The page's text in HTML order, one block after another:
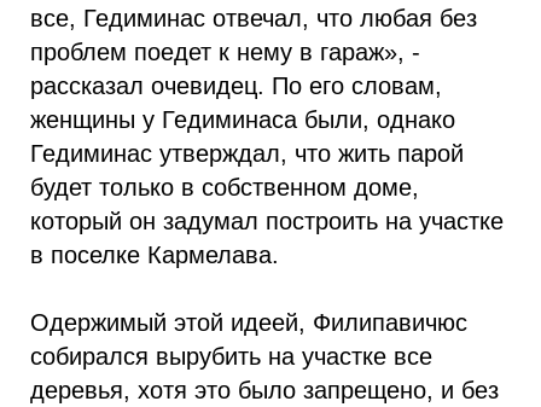
все, Гедиминас отвечал, что любая без
проблем поедет к нему в гараж», -
рассказал очевидец. По его словам,
женщины у Гедиминаса были, однако
Гедиминас утверждал, что жить парой
будет только в собственном доме,
который он задумал построить на участке
в поселке Кармелава.
Одержимый этой идеей, Филипавичюс
собирался вырубить на участке все
деревья, хотя это было запрещено, и без